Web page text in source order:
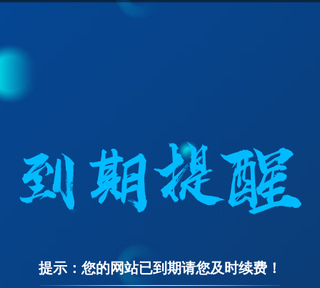
提示：您的网站已到期请您及时续费！